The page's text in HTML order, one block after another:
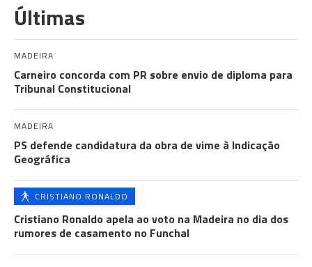
Últimas
MADEIRA
Carneiro concorda com PR sobre envio de diploma para
Tribunal Constitucional
MADEIRA
PS defende candidatura da obra de vime à Indicação
Geográfica
CRISTIANO RONALDO
Cristiano Ronaldo apela ao voto na Madeira no dia dos
rumores de casamento no Funchal